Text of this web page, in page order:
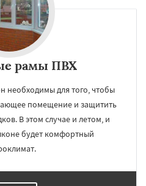
рамы ПВХ
необходимы для того, чтобы
помещение и защитить
В этом случае и летом, и
будет комфортный